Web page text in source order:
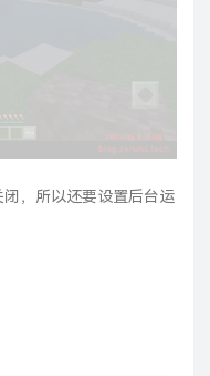
，所以还要设置后台运